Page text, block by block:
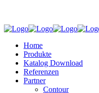
Home
Produkte
Katalog Download
Referenzen
Partner
Contour